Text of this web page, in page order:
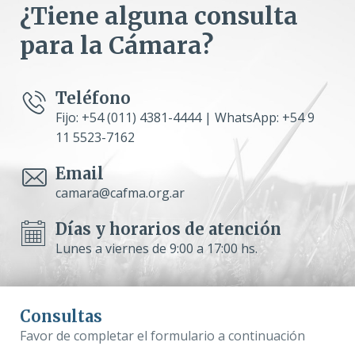
¿Tiene alguna consulta
para la Cámara?
Teléfono
Fijo: +54 (011) 4381-4444 | WhatsApp: +54 9
11 5523-7162
Email
camara@cafma.org.ar
Días y horarios de atención
Lunes a viernes de 9:00 a 17:00 hs.
Consultas
Favor de completar el formulario a continuación